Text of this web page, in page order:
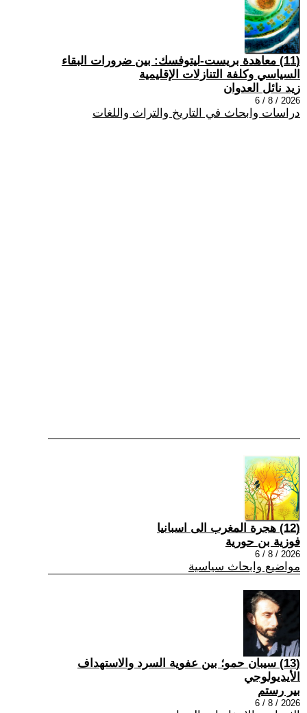
(11) معاهدة بريست-ليتوفسك: بين ضرورات البقاء
السياسي وكلفة التنازلات الإقليمية
زيد نائل العدوان
2026 / 8 / 6
دراسات وابحاث في التاريخ والتراث واللغات
(12) هجرة المغرب الى اسبانيا
فوزية بن حورية
2026 / 8 / 6
مواضيع وابحاث سياسية
(13) سيبان حمو؛ بين عفوية السرد والاستهداف
الأيديولوجي
بير رستم
2026 / 8 / 6